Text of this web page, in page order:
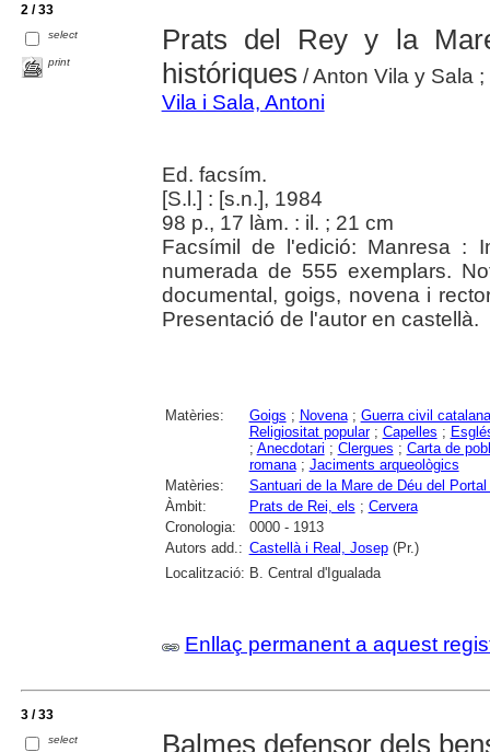
2 / 33
select
print
Prats del Rey y la
históriques / Anton Vila y Sala
Vila i Sala, Antoni
Ed. facsím.
[S.l.] : [s.n.], 1984
98 p., 17 làm. : il. ; 21 cm
Facsímil de l'edició: Manresa :
numerada de 555 exemplars.
documental, goigs, novena i
Presentació de l'autor en castellà.
Matèries: Goigs ; Novena; Guerra civil catalana
Religiositat popular; Capelles ;
; Anecdotari ; Clergues ; Carta de
romana; Jaciments arqueològics
Matèries:
Santuari de la Mare de Déu del
Àmbit:
Prats de Rei, els ; Cervera
Cronologia:
0000 - 1913
Autors add.: Castellà i Real, Josep(Pr.)
Localització: B. Central d'Igualada
Enllaç permanent a aquest
3 / 33
select Balmes defensor dels